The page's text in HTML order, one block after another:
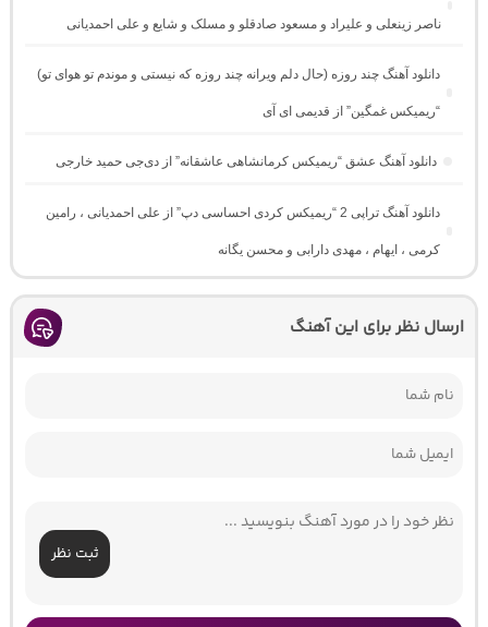
ناصر زینعلی و علیراد و مسعود صادقلو و مسلک و شایع و علی احمدیانی
دانلود آهنگ چند روزه (حال دلم ویرانه چند روزه که نیستی و موندم تو هوای تو)
“ریمیکس غمگین” از قدیمی ای آی
دانلود آهنگ عشق “ریمیکس کرمانشاهی عاشقانه” از دی‌جی حمید خارجی
دانلود آهنگ تراپی 2 “ریمیکس کردی احساسی دپ” از علی احمدیانی ، رامین
کرمی ، ایهام ، مهدی دارابی و محسن یگانه
ارسال نظر برای این آهنگ
ثبت نظر